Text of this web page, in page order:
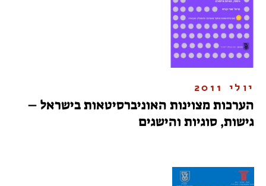
יולי 2011
הערכות מצוינות האוניברסיטאות בישראל –
גישות, סוגיות והישגים